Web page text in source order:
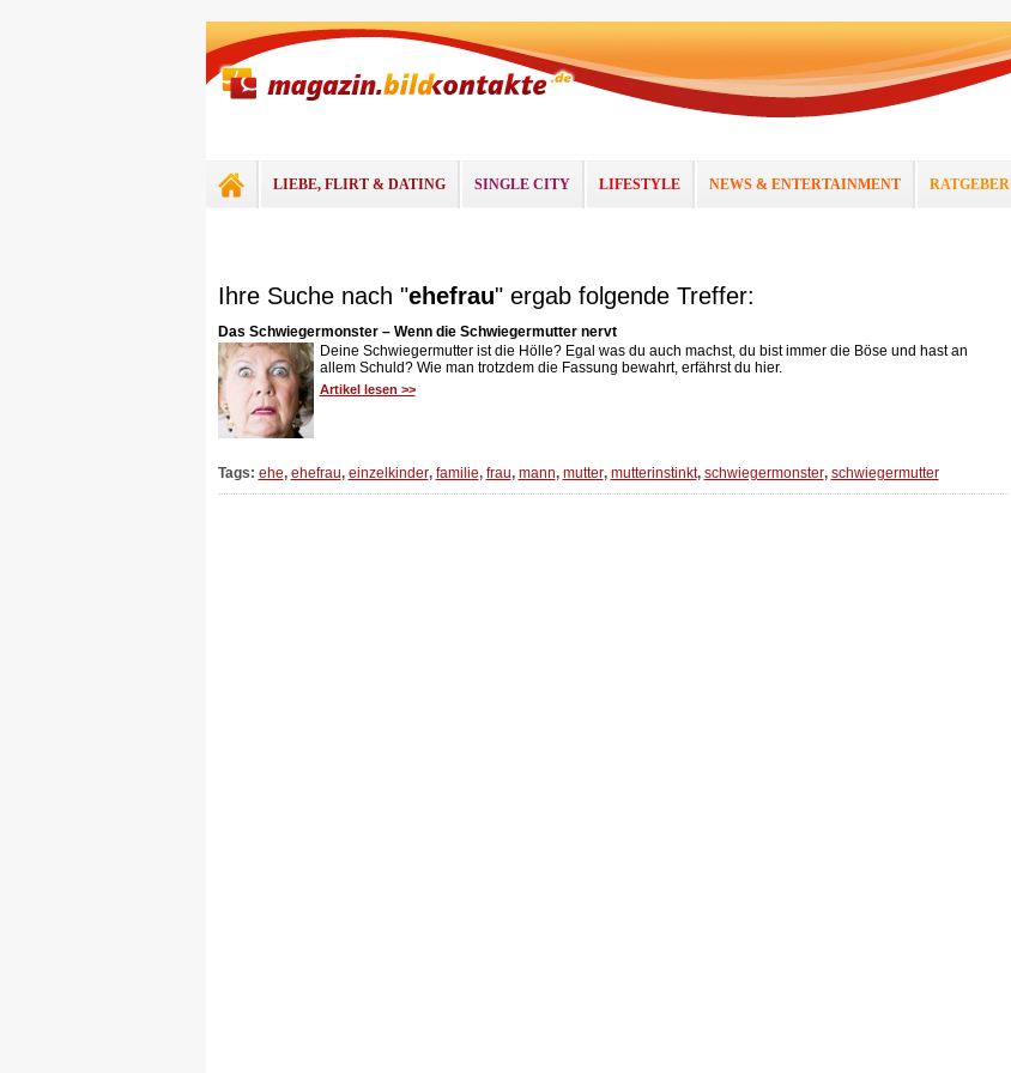
LIEBE, FLIRT & DATING SINGLE CITY LIFESTYLE NEWS & ENTERTAINMENT RATGEBER
Ihre Suche nach "ehefrau" ergab folgende Treffer:
Das Schwiegermonster – Wenn die Schwiegermutter nervt
Deine Schwiegermutter ist die Hölle? Egal was du auch machst, du bist immer die Böse und hast an
allem Schuld? Wie man trotzdem die Fassung bewahrt, erfährst du hier.
Artikel lesen >>
Tags: ehe, ehefrau, einzelkinder, familie, frau, mann, mutter, mutterinstinkt, schwiegermonster, schwiegermutter